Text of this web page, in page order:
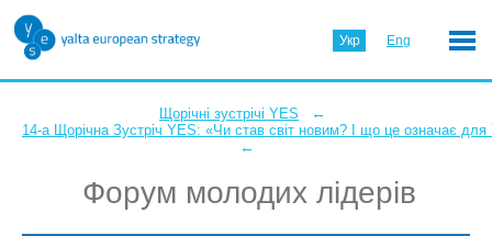
Укр Eng
Щорічні зустрічі YES ←
14-а Щорічна Зустріч YES: «Чи став світ новим? І що це означає для
←
Форум молодих лідерів